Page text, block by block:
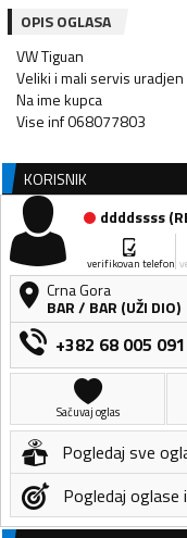
OPIS OGLASA
VW Tiguan
Veliki i mali servis uradjen
Na ime kupca
Vise inf 068077803
KORISNIK
ddddssss(
verifikovan telefon
Crna Gora
BAR/ BAR (UŽI DIO)
+382 68 005 091
Sačuvaj oglas
Pogledaj sve
Pogledaj